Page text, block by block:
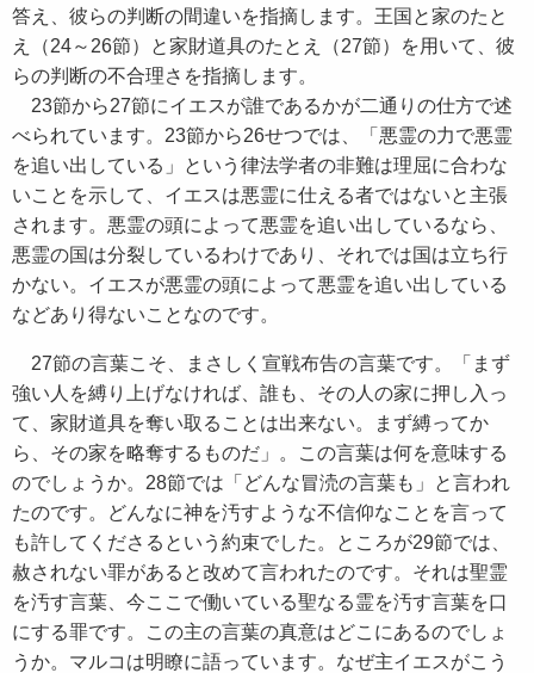
答え、彼らの判断の間違いを指摘します。王国と家のたと
え（24～26節）と家財道具のたとえ（27節）を用いて、彼
らの判断の不合理さを指摘します。
23節から27節にイエスが誰であるかが二通りの仕方で述
べられています。23節から26せつでは、「悪霊の力で悪霊
を追い出している」という律法学者の非難は理屈に合わな
いことを示して、イエスは悪霊に仕える者ではないと主張
されます。悪霊の頭によって悪霊を追い出しているなら、
悪霊の国は分裂しているわけであり、それでは国は立ち行
かない。イエスが悪霊の頭によって悪霊を追い出している
などあり得ないことなのです。
27節の言葉こそ、まさしく宣戦布告の言葉です。「まず
強い人を縛り上げなければ、誰も、その人の家に押し入っ
て、家財道具を奪い取ることは出来ない。まず縛ってか
ら、その家を略奪するものだ」。この言葉は何を意味する
のでしょうか。28節では「どんな冒涜の言葉も」と言われ
たのです。どんなに神を汚すような不信仰なことを言って
も許してくださるという約束でした。ところが29節では、
赦されない罪があると改めて言われたのです。それは聖霊
を汚す言葉、今ここで働いている聖なる霊を汚す言葉を口
にする罪です。この主の言葉の真意はどこにあるのでしょ
うか。マルコは明瞭に語っています。なぜ主イエスがこう